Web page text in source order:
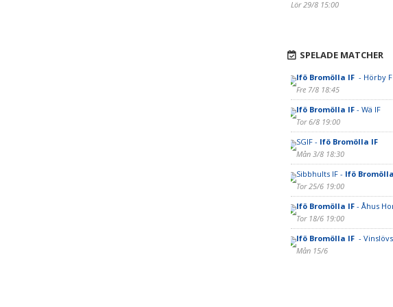
Lör 29/8 15:00
SPELADE MATCHER
Ifö Bromölla IF - Hörby
Fre 7/8 18:45
Ifö Bromölla IF- Wä IF
Tor 6/8 19:00
SGIF - Ifö Bromölla IF
Mån 3/8 18:30
Sibbhults IF - Ifö
Tor 25/6 19:00
Ifö Bromölla IF- Åhus
Tor 18/6 19:00
Ifö Bromölla IF -
Mån 15/6